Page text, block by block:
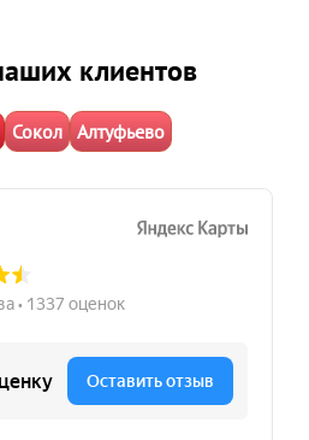
клиентов
Сокол Алтуфьево